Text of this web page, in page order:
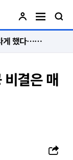
“절대 먼저 말하지 않아요. 대신 먼저 듣습니다”
비결은 매